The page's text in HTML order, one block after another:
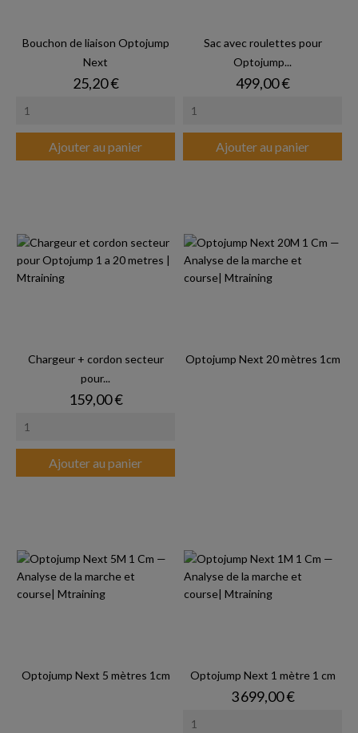
Bouchon de liaison Optojump
Next
Prix
25,20 €
Ajouter au panier
Sac avec roulettes pour
Optojump...
Prix
499,00 €
Ajouter au panier
Chargeur + cordon secteur
pour...
Prix
159,00 €
Ajouter au panier
Optojump Next 20 mètres 1cm
Optojump Next 5 mètres 1cm Optojump Next 1 mètre 1 cm
Prix
3 699,00 €